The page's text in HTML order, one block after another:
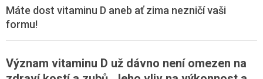
Máte dost vitaminu D aneb ať zima nezničí vaši
formu!
Význam vitaminu D už dávno není omezen na